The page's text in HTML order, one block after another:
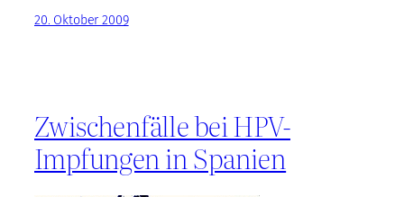
20. Oktober 2009
Zwischenfälle bei HPV-
Impfungen in Spanien